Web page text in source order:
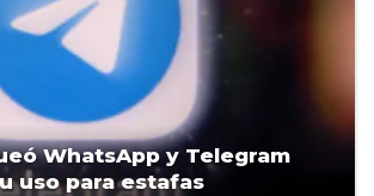
WhatsApp y Telegram
uso para estafas